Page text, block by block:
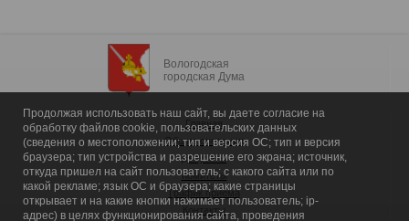
Вологодская
городская Дума
Главная
Общие сведения
Депутаты
Комитеты
График приема
Контакты
Продолжая использовать наш сайт, вы даете согласие на
обработку файлов cookie, пользовательских данных
(сведения о местоположении; тип и версия ОС; тип и версия
браузера; тип устройства и разрешение его экрана; источник,
откуда пришел на сайт пользователь; с какого сайта или по
какой рекламе; язык ОС и браузера; какие страницы
открывает и на какие кнопки нажимает пользователь; ip-
адрес) в целях функционирования сайта, проведения